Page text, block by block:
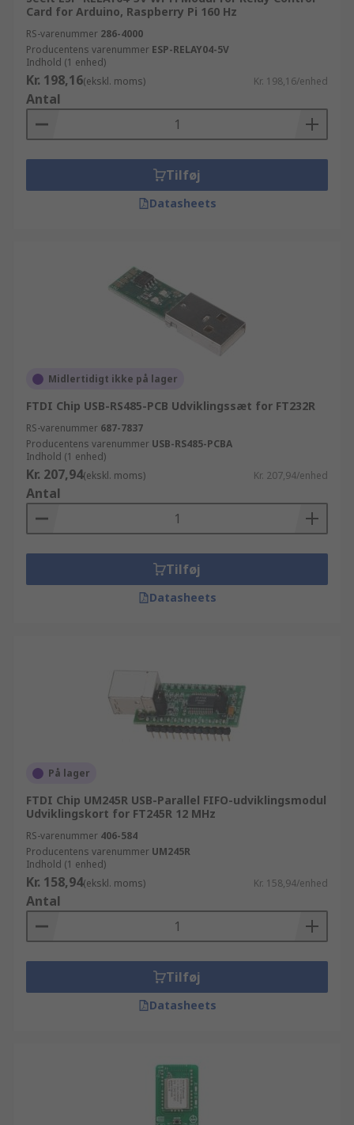
Card for Arduino, Raspberry Pi 160 Hz
RS-varenummer 286-4000
Producentens varenummer ESP-RELAY04-5V
Indhold (1 enhed)
Kr. 198,16(ekskl. moms) Kr. 198,16/enhed
Antal
Tilføj
Datasheets
Midlertidigt ikke på lager
FTDI Chip USB-RS485-PCB Udviklingssæt for FT232R
RS-varenummer 687-7837
Producentens varenummer USB-RS485-PCBA
Indhold (1 enhed)
Kr. 207,94(ekskl. moms) Kr. 207,94/enhed
Antal
Tilføj
Datasheets
På lager
FTDI Chip UM245R USB-Parallel FIFO-udviklingsmodul
Udviklingskort for FT245R 12 MHz
RS-varenummer 406-584
Producentens varenummer UM245R
Indhold (1 enhed)
Kr. 158,94(ekskl. moms) Kr. 158,94/enhed
Antal
Tilføj
Datasheets